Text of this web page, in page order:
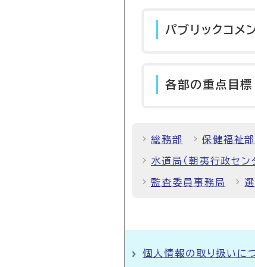
パブリックコメ
各部の重点目標
総務部 保健福祉部
水道局（朝夷行政セン
監査委員事務局
個人情報の取り扱いに